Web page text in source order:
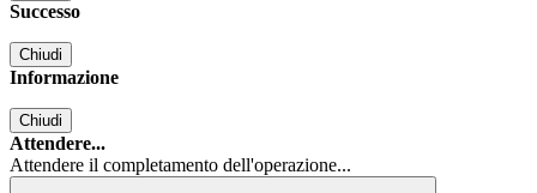
Successo
Chiudi
Informazione
Chiudi
Attendere...
Attendere il completamento dell'operazione...